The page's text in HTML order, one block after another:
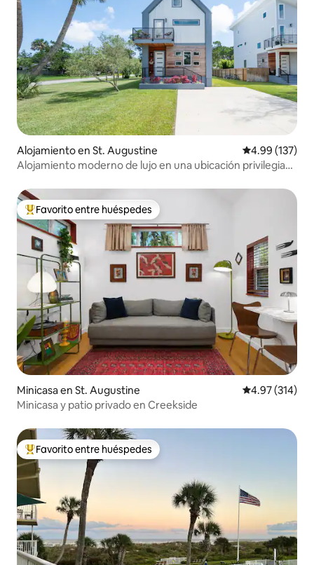
Alojamiento en St. Augustine Calificación
4.99 (137)
Alojamiento moderno de lujo en una ubicación privilegiada
Favorito entre huéspedes preferido
Favorito entre huéspedes
Minicasa en St. Augustine Calificación
4.97 (314)
Minicasa y patio privado en Creekside
Favorito entre huéspedes preferido
Favorito entre huéspedes